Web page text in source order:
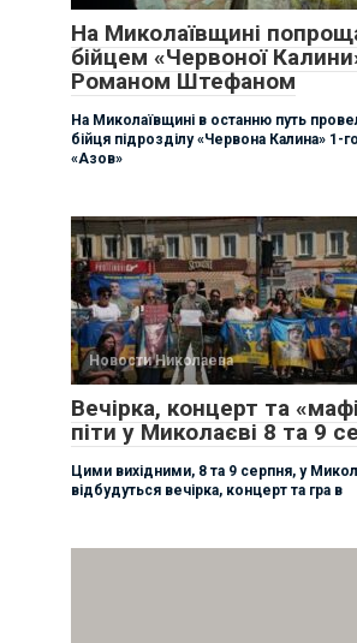
На Миколаївщині
бійцем «Червоної
Романом Штефаном
На Миколаївщині в останню путь
бійця підрозділу «Червона Калина» 1-
«Азов»
Новости Николаева
Вечірка, концерт та
піти у Миколаєві 8 та 9
Цими вихідними, 8 та 9 серпня, у
відбудуться вечірка, концерт та гра в